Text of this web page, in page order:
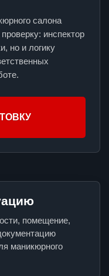
салона
инспектор
но и логику
помещение,
маникюрного